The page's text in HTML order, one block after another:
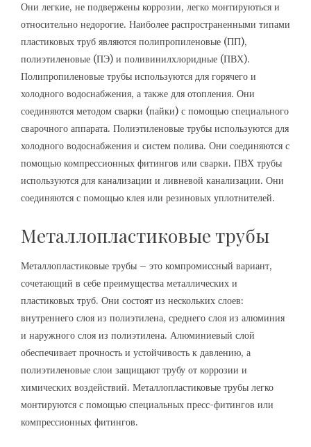
Они легкие, не подвержены коррозии, легко монтируються и
относительно недорогие. Наиболее распространенными типами
пластиковых труб являются полипропиленовые (ПП),
полиэтиленовые (ПЭ) и поливинилхлоридные (ПВХ).
Полипропиленовые трубы используются для горячего и
холодного водоснабжения, а также для отопления. Они
соединяются методом сварки (пайки) с помощью специального
сварочного аппарата. Полиэтиленовые трубы используются для
холодного водоснабжения и систем полива. Они соединяются с
помощью компрессионных фитингов или сварки. ПВХ трубы
используются для канализации и ливневой канализации. Они
соединяются с помощью клея или резиновых уплотнителей.
Металлопластиковые трубы
Металлопластиковые трубы – это компромиссный вариант,
сочетающий в себе преимущества металлических и
пластиковых труб. Они состоят из нескольких слоев:
внутреннего слоя из полиэтилена, среднего слоя из алюминия
и наружного слоя из полиэтилена. Алюминиевый слой
обеспечивает прочность и устойчивость к давлению, а
полиэтиленовые слои защищают трубу от коррозии и
химических воздействий. Металлопластиковые трубы легко
монтируются с помощью специальных пресс-фитингов или
компрессионных фитингов.